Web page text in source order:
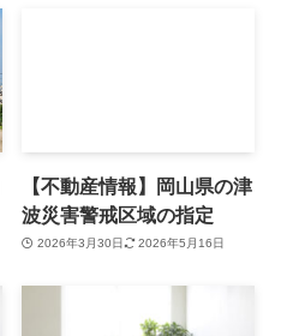
【不動産情報】岡山県の津
波災害警戒区域の指定
2026年3月30日 2026年5月16日